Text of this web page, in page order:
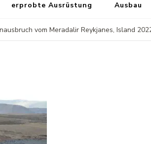
erprobte Ausrüstung Ausbau
vom Meradalir Reykjanes, Island